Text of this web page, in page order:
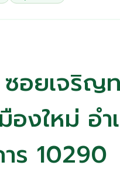
อยเจริญ
องใหม่ อ
ร 10290